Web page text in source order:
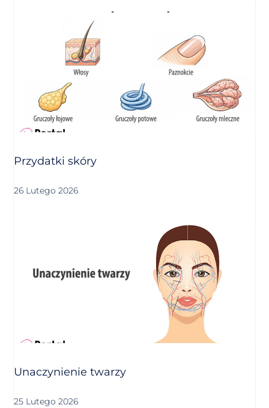
Przydatki skóry
26 Lutego 2026
Unaczynienie twarzy
25 Lutego 2026